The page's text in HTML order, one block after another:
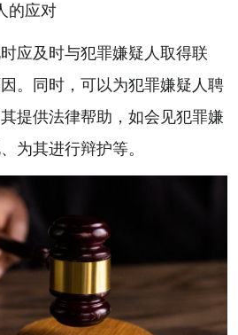
的应对
应及时与犯罪嫌疑人取得联
。同时，可以为犯罪嫌疑人聘
提供法律帮助，如会见犯罪嫌
为其进行辩护等。